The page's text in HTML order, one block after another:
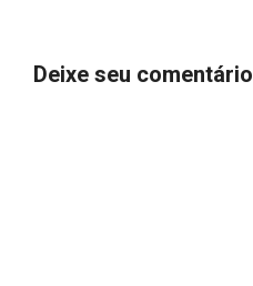
Deixe seu comentário